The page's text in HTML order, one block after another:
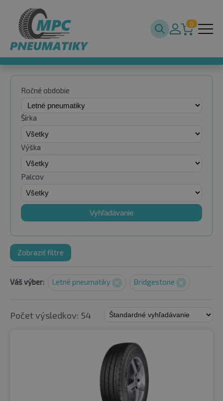
0
Ročné obdobie
Šírka
Výška
Palcov
Vyhľadávanie
Zobraziť filtre
Váš výber: Letné pneumatiky Bridgestone
Počet výsledkov: 54